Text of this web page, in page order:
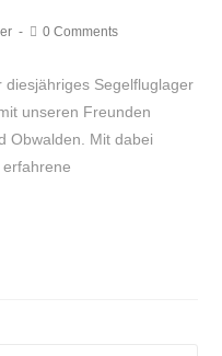
0 Comments
Segelfluglager
unseren Freunden
Obwalden. Mit dabei